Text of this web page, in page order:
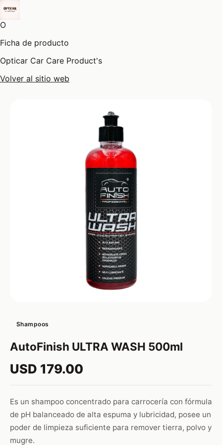
O
Ficha de producto
Opticar Car Care Product's
Volver al sitio web
Shampoos
AutoFinish ULTRA WASH 500ml
USD 179.00
Es un shampoo concentrado para carrocería con fórmula
de pH balanceado de alta espuma y lubricidad, posee un
poder de limpieza suficiente para remover tierra, polvo y
mugre.